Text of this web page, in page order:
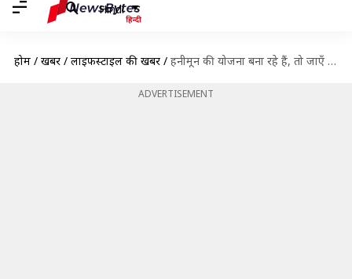
Hindi
होम / खबरें / लाइफस्टाइल की खबरें / हनीमून की योजना बना रहे हैं, तो जाएँ यूरोप की पाँच सबसे रोमांटिक जगहों पर
ADVERTISEMENT